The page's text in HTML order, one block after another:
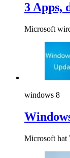
3 Apps,
Microsoft
windows 8
Microsoft hat